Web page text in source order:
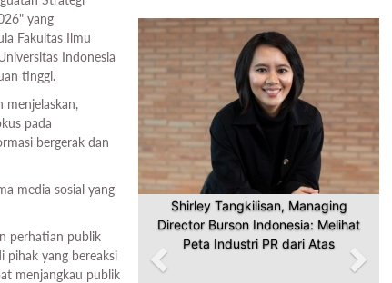
yang
Fakultas Ilmu
Indonesia
tinggi.
menjelaskan,
pada
bergerak dan
media sosial yang
perhatian publik
pihak yang bereaksi
menjangkau publik
Shirley Tangkilisan, Managing
Director Burson Indonesia: Melihat
Peta Industri PR dari Atas
Previous Next